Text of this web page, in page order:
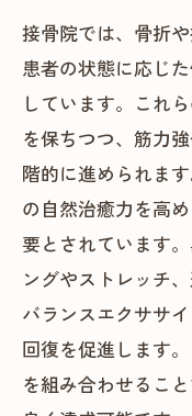
接骨院では、骨折
患者の状態に応じ
しています。これ
を保ちつつ、筋力
階的に進められま
の自然治癒力を高
要とされています
ングやストレッチ
バランスエクササ
回復を促進します
を組み合わせるこ